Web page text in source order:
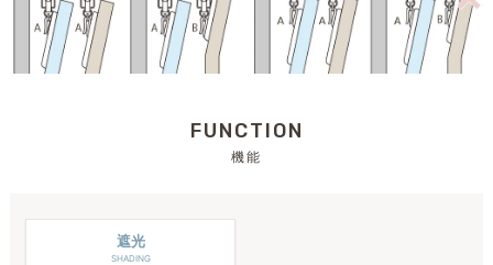
FUNCTION
機能
遮光
SHADING